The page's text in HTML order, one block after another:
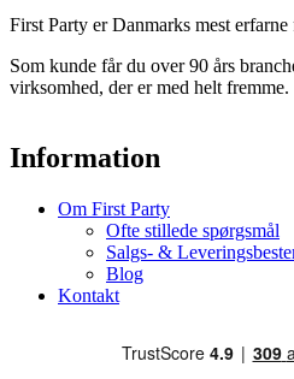
First Party er Danmarks mest erfarne
Som kunde får du over 90 års
virksomhed, der er med helt fremme.
Information
Om First Party
Ofte stillede spørgsmål
Salgs- &
Blog
Kontakt